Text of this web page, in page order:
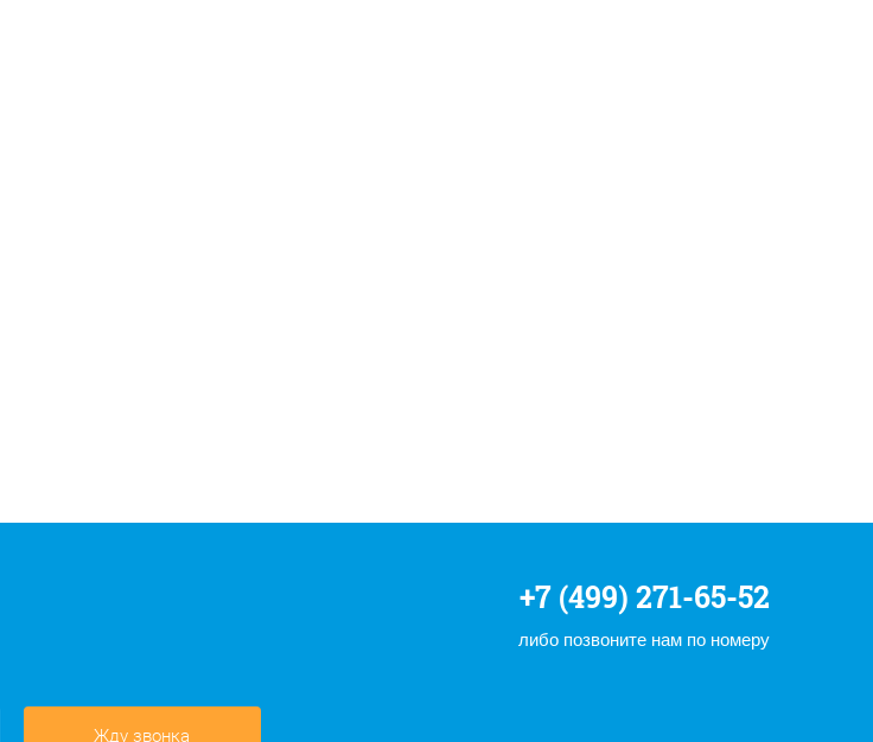
+7 (499) 271-65-52
либо позвоните нам по номеру
Жду звонка